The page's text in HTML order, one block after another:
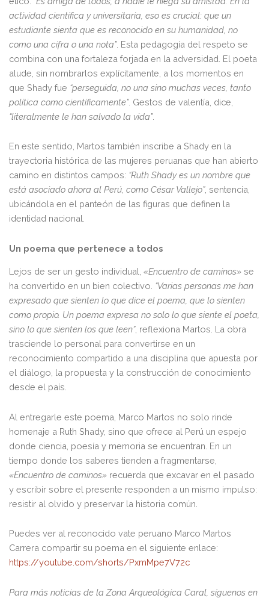
actividad científica y universitaria, eso es crucial: que un
estudiante sienta que es reconocido en su humanidad, no
como una cifra o una nota”. Esta pedagogía del respeto se
combina con una fortaleza forjada en la adversidad. El poeta
alude, sin nombrarlos explícitamente, a los momentos en
que Shady fue “perseguida, no una sino muchas veces, tanto
política como científicamente”. Gestos de valentía, dice,
“literalmente le han salvado la vida”.
En este sentido, Martos también inscribe a Shady en la
trayectoria histórica de las mujeres peruanas que han abierto
camino en distintos campos: “Ruth Shady es un nombre que
está asociado ahora al Perú, como César Vallejo”, sentencia,
ubicándola en el panteón de las figuras que definen la
identidad nacional.
Un poema que pertenece a todos
Lejos de ser un gesto individual, «Encuentro de caminos» se
ha convertido en un bien colectivo. “Varias personas me han
expresado que sienten lo que dice el poema, que lo sienten
como propio. Un poema expresa no solo lo que siente el poeta,
sino lo que sienten los que leen”, reflexiona Martos. La obra
trasciende lo personal para convertirse en un
reconocimiento compartido a una disciplina que apuesta por
el diálogo, la propuesta y la construcción de conocimiento
desde el país.
Al entregarle este poema, Marco Martos no solo rinde
homenaje a Ruth Shady, sino que ofrece al Perú un espejo
donde ciencia, poesía y memoria se encuentran. En un
tiempo donde los saberes tienden a fragmentarse,
«Encuentro de caminos» recuerda que excavar en el pasado
y escribir sobre el presente responden a un mismo impulso:
resistir al olvido y preservar la historia común.
Puedes ver al reconocido vate peruano Marco Martos
Carrera compartir su poema en el siguiente enlace:
https://youtube.com/shorts/PxmMpe7V72c
Para más noticias de la Zona Arqueológica Caral, síguenos en